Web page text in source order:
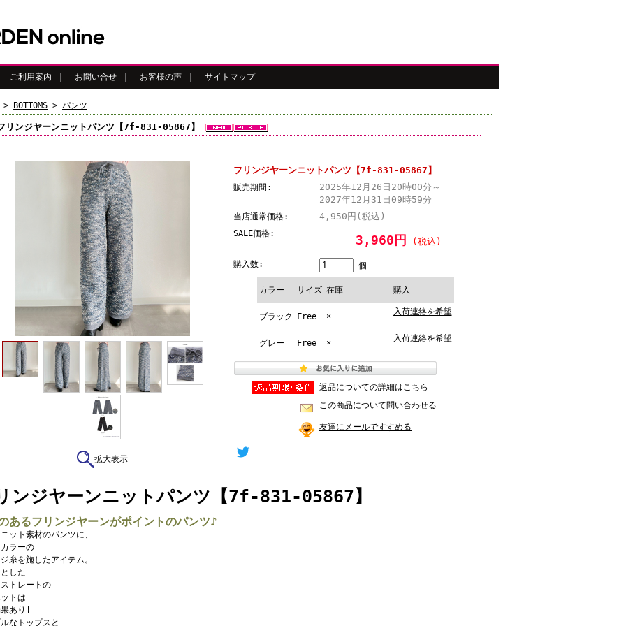
ご利用案内 お問い合せ お客様の声 サイトマップ
BOTTOMS > パンツ
リンジヤーンニットパンツ【7f-831-05867】
拡大表示
フリンジヤーンニットパンツ【7f-831-05867】
販売期間:
2025年12月26日20時00分～
2027年12月31日09時59分
当店通常価格: 4,950円(税込)
SALE価格: 3,960円 (税込)
購入数: 個
カラー サイズ 在庫 購入
ブラック Free × 入荷連絡を希望
グレー Free × 入荷連絡を希望
返品についての詳細はこちら
この商品について問い合わせる
友達にメールですすめる
ンジヤーンニットパンツ【7f-831-05867】
あるフリンジヤーンがポイントのパンツ♪
ット素材のパンツに、
ラーの
糸を施したアイテム。
した
トレートの
トは
あり!
なトップスと